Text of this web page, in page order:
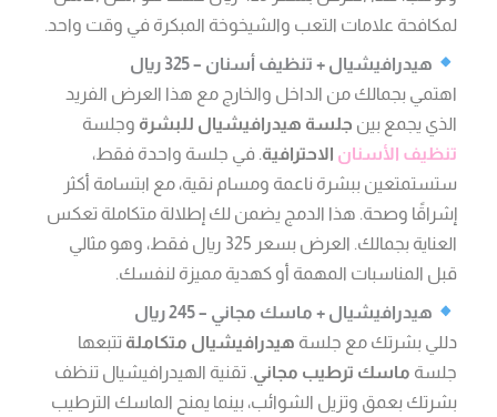
لمكافحة علامات التعب والشيخوخة المبكرة في وقت واحد.
هيدرافيشيال + تنظيف أسنان – 325 ريال
اهتمي بجمالك من الداخل والخارج مع هذا العرض الفريد
الذي يجمع بين جلسة هيدرافيشيال للبشرة وجلسة
تنظيف الأسنان الاحترافية. في جلسة واحدة فقط،
ستستمتعين ببشرة ناعمة ومسام نقية، مع ابتسامة أكثر
إشراقًا وصحة. هذا الدمج يضمن لك إطلالة متكاملة تعكس
العناية بجمالك. العرض بسعر 325 ريال فقط، وهو مثالي
قبل المناسبات المهمة أو كهدية مميزة لنفسك.
هيدرافيشيال + ماسك مجاني – 245 ريال
دللي بشرتك مع جلسة هيدرافيشيال متكاملة تتبعها
جلسة ماسك ترطيب مجاني. تقنية الهيدرافيشيال تنظف
بشرتك بعمق وتزيل الشوائب، بينما يمنح الماسك الترطيب